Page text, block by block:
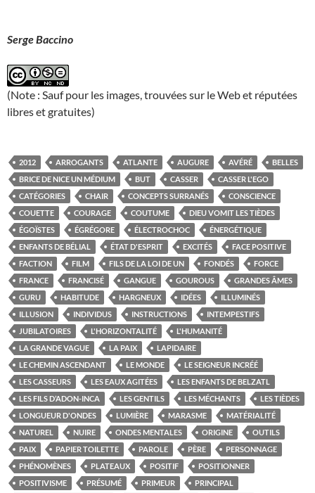
Serge Baccino
(Note : Sauf pour les images, trouvées sur le Web et réputées
libres et gratuites)
2012 ARROGANTS ATLANTE AUGURE AVÉRÉ
BELLES
BRICE DE NICE UN MÉDIUM
BUT CASSER
CASSER L'EGO
CATÉGORIES
CHAIR CONCEPTS SURRANÉS
CONSCIENCE
COUETTE
COURAGE COUTUME
DIEU VOMIT LES TIÈDES
ÉGOÏSTES
ÉGRÉGORE ÉLECTROCHOC
ÉNERGÉTIQUE
ENFANTS DE BÉLIAL
ÉTAT D'ESPRIT EXCITÉS
FACE POSITIVE
FACTION
FILM FILS DE LA LOI DE UN FONDÉS
FORCE
FRANCE
FRANCISÉ GANGUE GOUROUS
GRANDES ÂMES
GURU
HABITUDE HARGNEUX IDÉES
ILLUMINÉS
ILLUSION
INDIVIDUS INSTRUCTIONS
INTEMPESTIFS
JUBILATOIRES
L'HORIZONTALITÉ
L'HUMANITÉ
LA GRANDE VAGUE
LA PAIX
LAPIDAIRE
LE CHEMIN ASCENDANT
LE MONDE
LE SEIGNEUR INCRÉÉ
LES CASSEURS
LES EAUX AGITÉES
LES ENFANTS DE BELZATL
LES FILS D’ADON-INCA
LES GENTILS LES MÉCHANTS
LES TIÈDES
LONGUEUR D'ONDES
LUMIÈRE MARASME
MATÉRIALITÉ
NATUREL
NUIRE ONDES MENTALES ORIGINE
OUTILS
PAIX
PAPIER TOILETTE PAROLE PÈRE
PERSONNAGE
PHÉNOMÈNES
PLATEAUX POSITIF
POSITIONNER
POSITIVISME
PRÉSUMÉ PRIMEUR
PRINCIPAL